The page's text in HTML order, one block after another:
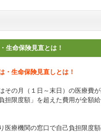
生命保険見直とは！
・生命保険見直しとは！
その月（１日～末日）の医療費
担限度額」を超えた費用が全額
医療機関の窓口で自己負担限度